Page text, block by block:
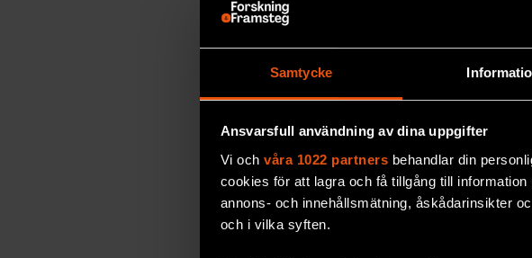
Samtycke
Ansvarsfull användning av dina uppgifter
Vi och våra 1022 partners behandlar din
cookies för att lagra och få tillgång till
annons- och innehållsmätning, åskådarinsikter
och i vilka syften.